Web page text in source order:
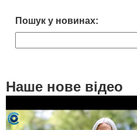
Пошук у новинах:
Наше нове відео